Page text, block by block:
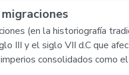
(en la historiografía
III y el siglo VII d.C que
consolidados como